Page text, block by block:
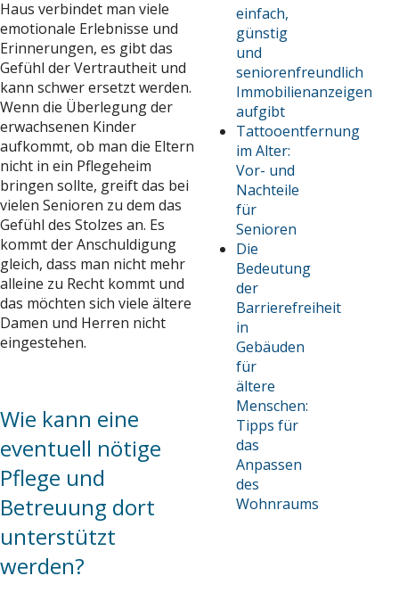
einfach,
günstig
und
seniorenfreundlich
Immobilienanzeigen
aufgibt
Tattooentfernung
im Alter:
Vor- und
Nachteile
für
Senioren
Die
Bedeutung
der
Barrierefreiheit
in
Gebäuden
für
ältere
Menschen:
Tipps für
das
Anpassen
des
Wohnraums
Haus verbindet man viele
emotionale Erlebnisse und
Erinnerungen, es gibt das
Gefühl der Vertrautheit und
kann schwer ersetzt werden.
Wenn die Überlegung der
erwachsenen Kinder
aufkommt, ob man die Eltern
nicht in ein Pflegeheim
bringen sollte, greift das bei
vielen Senioren zu dem das
Gefühl des Stolzes an. Es
kommt der Anschuldigung
gleich, dass man nicht mehr
alleine zu Recht kommt und
das möchten sich viele ältere
Damen und Herren nicht
eingestehen.
Wie kann eine
eventuell nötige
Pflege und
Betreuung dort
unterstützt
werden?